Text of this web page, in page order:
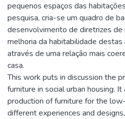
pequenos espaços das
pesquisa, cria-se um quadro de
desenvolvimento de diretrizes
melhoria da habitabilidade destas
através de uma relação mais
casa.
This work puts in discussion the
furniture in social urban housing.
production of furniture for the
different experiences and